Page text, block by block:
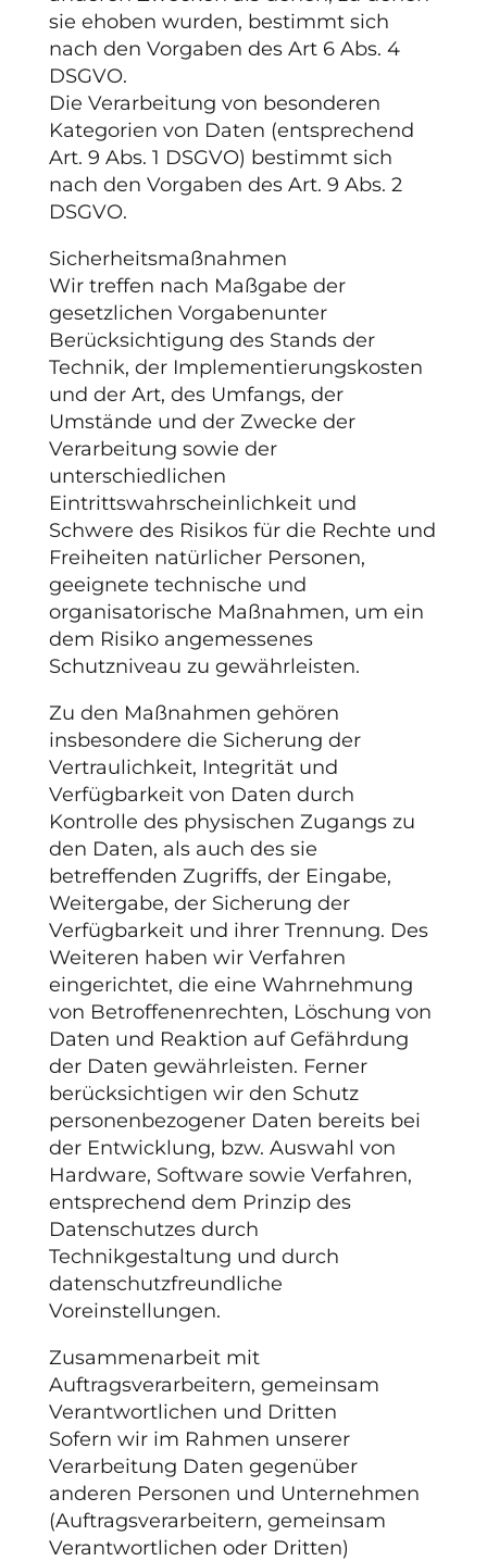
sie ehoben wurden, bestimmt sich
nach den Vorgaben des Art 6 Abs. 4
DSGVO.
Die Verarbeitung von besonderen
Kategorien von Daten (entsprechend
Art. 9 Abs. 1 DSGVO) bestimmt sich
nach den Vorgaben des Art. 9 Abs. 2
DSGVO.
Sicherheitsmaßnahmen
Wir treffen nach Maßgabe der
gesetzlichen Vorgabenunter
Berücksichtigung des Stands der
Technik, der Implementierungskosten
und der Art, des Umfangs, der
Umstände und der Zwecke der
Verarbeitung sowie der
unterschiedlichen
Eintrittswahrscheinlichkeit und
Schwere des Risikos für die Rechte und
Freiheiten natürlicher Personen,
geeignete technische und
organisatorische Maßnahmen, um ein
dem Risiko angemessenes
Schutzniveau zu gewährleisten.
Zu den Maßnahmen gehören
insbesondere die Sicherung der
Vertraulichkeit, Integrität und
Verfügbarkeit von Daten durch
Kontrolle des physischen Zugangs zu
den Daten, als auch des sie
betreffenden Zugriffs, der Eingabe,
Weitergabe, der Sicherung der
Verfügbarkeit und ihrer Trennung. Des
Weiteren haben wir Verfahren
eingerichtet, die eine Wahrnehmung
von Betroffenenrechten, Löschung von
Daten und Reaktion auf Gefährdung
der Daten gewährleisten. Ferner
berücksichtigen wir den Schutz
personenbezogener Daten bereits bei
der Entwicklung, bzw. Auswahl von
Hardware, Software sowie Verfahren,
entsprechend dem Prinzip des
Datenschutzes durch
Technikgestaltung und durch
datenschutzfreundliche
Voreinstellungen.
Zusammenarbeit mit
Auftragsverarbeitern, gemeinsam
Verantwortlichen und Dritten
Sofern wir im Rahmen unserer
Verarbeitung Daten gegenüber
anderen Personen und Unternehmen
(Auftragsverarbeitern, gemeinsam
Verantwortlichen oder Dritten)